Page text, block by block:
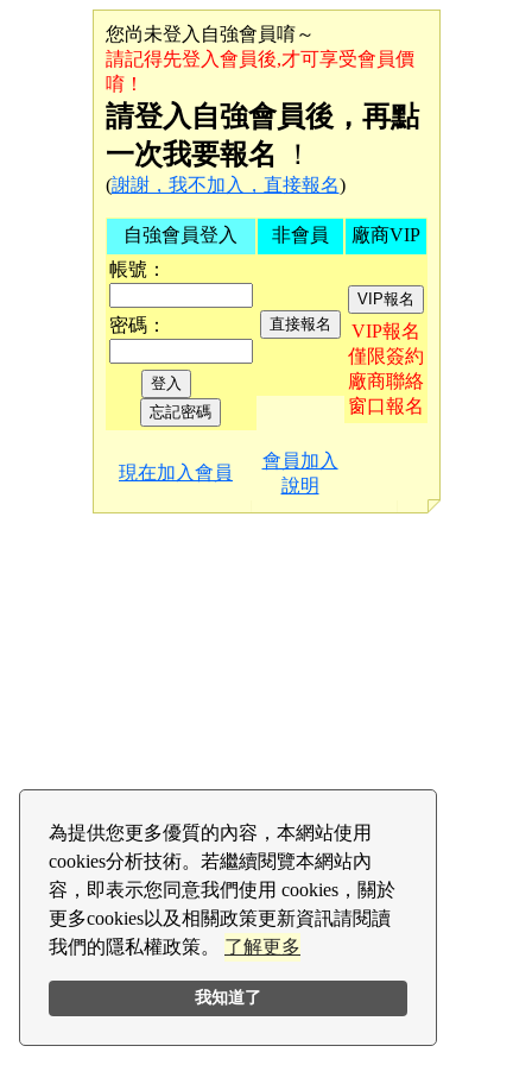
為提供您更多優質的內容，本網站使用
cookies分析技術。若繼續閱覽本網站內
容，即表示您同意我們使用 cookies，關於
更多cookies以及相關政策更新資訊請閱讀
我們的隱私權政策。 了解更多
我知道了
您尚未登入自強會員唷～
請記得先登入會員後,才可享受會員價
唷！
請登入自強會員後，再點
一次我要報名 ！
(謝謝，我不加入，直接報名)
自強會員登入
帳號：
密碼：
非會員 廠商VIP
VIP報名
僅限簽約
廠商聯絡
窗口報名
現在加入會員
會員加入
說明